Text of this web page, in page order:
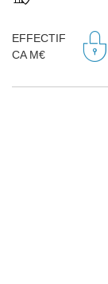
EFFECTIF
CA M€